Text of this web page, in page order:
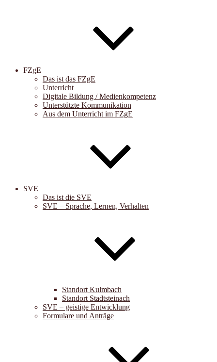
FZgE
Das ist das FZgE
Unterricht
Digitale Bildung / Medienkompetenz
Unterstützte Kommunikation
Aus dem Unterricht im FZgE
SVE
Das ist die SVE
SVE – Sprache, Lernen, Verhalten
Standort Kulmbach
Standort Stadtsteinach
SVE – geistige Entwicklung
Formulare und Anträge